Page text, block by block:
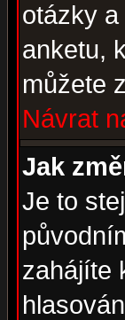
otázky
anketu,
můžete
Návrat
Jak
Je to
zahájíte